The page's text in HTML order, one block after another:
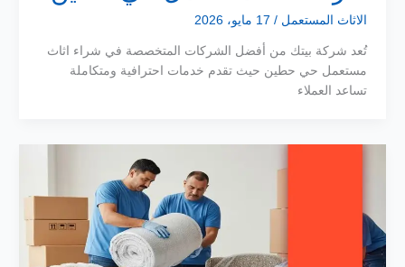
الاثاث المستعمل / 17 مايو، 2026
تُعد شركة بيتك من أفضل الشركات المتخصصة في شراء اثاث
مستعمل حي حطين حيث تقدم خدمات احترافية ومتكاملة
تساعد العملاء